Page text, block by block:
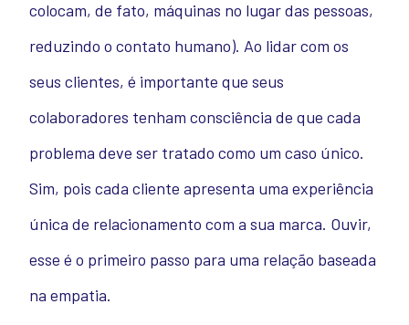
colocam, de fato, máquinas no lugar das pessoas,
reduzindo o contato humano). Ao lidar com os
seus clientes, é importante que seus
colaboradores tenham consciência de que cada
problema deve ser tratado como um caso único.
Sim, pois cada cliente apresenta uma experiência
única de relacionamento com a sua marca. Ouvir,
esse é o primeiro passo para uma relação baseada
na empatia.